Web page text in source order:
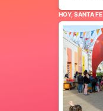
HOY, SANTA FE